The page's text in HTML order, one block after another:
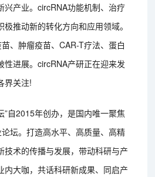
兴产业。circRNA功能机制、治疗
推动新的转化方向和应用领域。
、肿瘤疫苗、CAR-T疗法、蛋白
性进展。circRNA产研正在迎来发
界关注!
”自2015年创办，是国内唯一聚焦
坛。打造高水平、高质量、高精
技术的传播与发展，带动科研与产
内大咖，共话科研新成果、同启产